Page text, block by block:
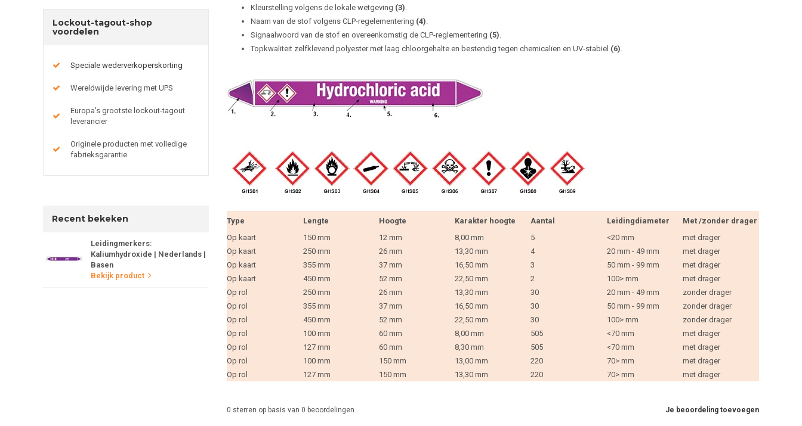
Lockout-tagout-shop
voordelen
Speciale wederverkoperskorting
Wereldwijde levering met UPS
Europa's grootste lockout-tagout
leverancier
Originele producten met volledige
fabrieksgarantie
Recent bekeken
Leidingmerkers:
Kaliumhydroxide | Nederlands |
Basen
Bekijk product
Kleurstelling volgens de lokale wetgeving (3)
Naam van de stof volgens CLP-regelementering (4)
Signaalwoord van de stof en overeenkomstig de CLP-reglementering (5)
Topkwaliteit zelfklevend polyester met laag chloorgehalte en bestendig tegen chemicalïen en UV-stabiel (6)
Type Lengte Hoogte Karakter hoogte Aantal Leidingdiameter
Met /zonder drager
Op kaart
150 mm 12 mm 8,00 mm 5 <20 mm
met drager
Op kaart
250 mm 26 mm 13,30 mm 4 20 mm - 49 mm
met drager
Op kaart
355 mm 37 mm 16,50 mm 3 50 mm - 99 mm
met drager
Op kaart
450 mm 52 mm 22,50 mm 2 100> mm
met drager
Op rol
250 mm 26 mm 13,30 mm 30 20 mm - 49 mm
zonder drager
Op rol
355 mm 37 mm 16,50 mm 30 50 mm - 99 mm
zonder drager
Op rol
450 mm 52 mm 22,50 mm 30 100> mm
zonder drager
Op rol
100 mm 60 mm 8,00 mm 505 <70 mm
met drager
Op rol
127 mm 60 mm 8,30 mm 505 <70 mm
met drager
Op rol
100 mm 150 mm 13,00 mm 220 70> mm
met drager
Op rol
127 mm 150 mm 13,30 mm 220 70> mm met drager
Je beoordeling toevoegen
0 sterren op basis van 0 beoordelingen